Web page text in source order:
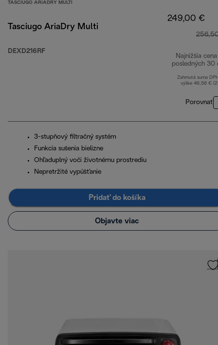
TASCIUGO ARIADRY MULTI
Tasciugo AriaDry Multi
DEXD216RF
249,00 €
Najnižšia
posledných 30
Zahrnutá suma
výške 46,56 €
Porovnať
3-stupňový filtračný systém
Funkcia sušenia bielizne
Ohľaduplný voči životnému prostrediu
Nepretržité vypúšťanie
Pridať do košíka
Objavte viac